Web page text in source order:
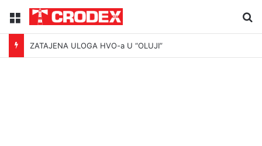
Menu
ZATAJENA ULOGA HVO-a U “OLUJI”